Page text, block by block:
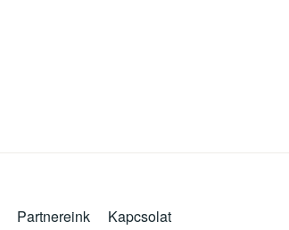
Partnereink Kapcsolat